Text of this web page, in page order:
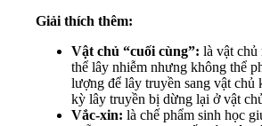
Giải thích thêm:
Vật chủ “cuối cùng”: là vật chủ
thể lây nhiễm nhưng không thể
lượng để lây truyền sang vật chủ
kỳ lây truyền bị dừng lại ở vật
Vắc-xin: là chế phẩm sinh học